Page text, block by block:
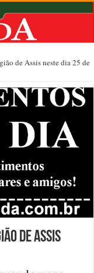
de Assis neste dia 25 de
de Assis